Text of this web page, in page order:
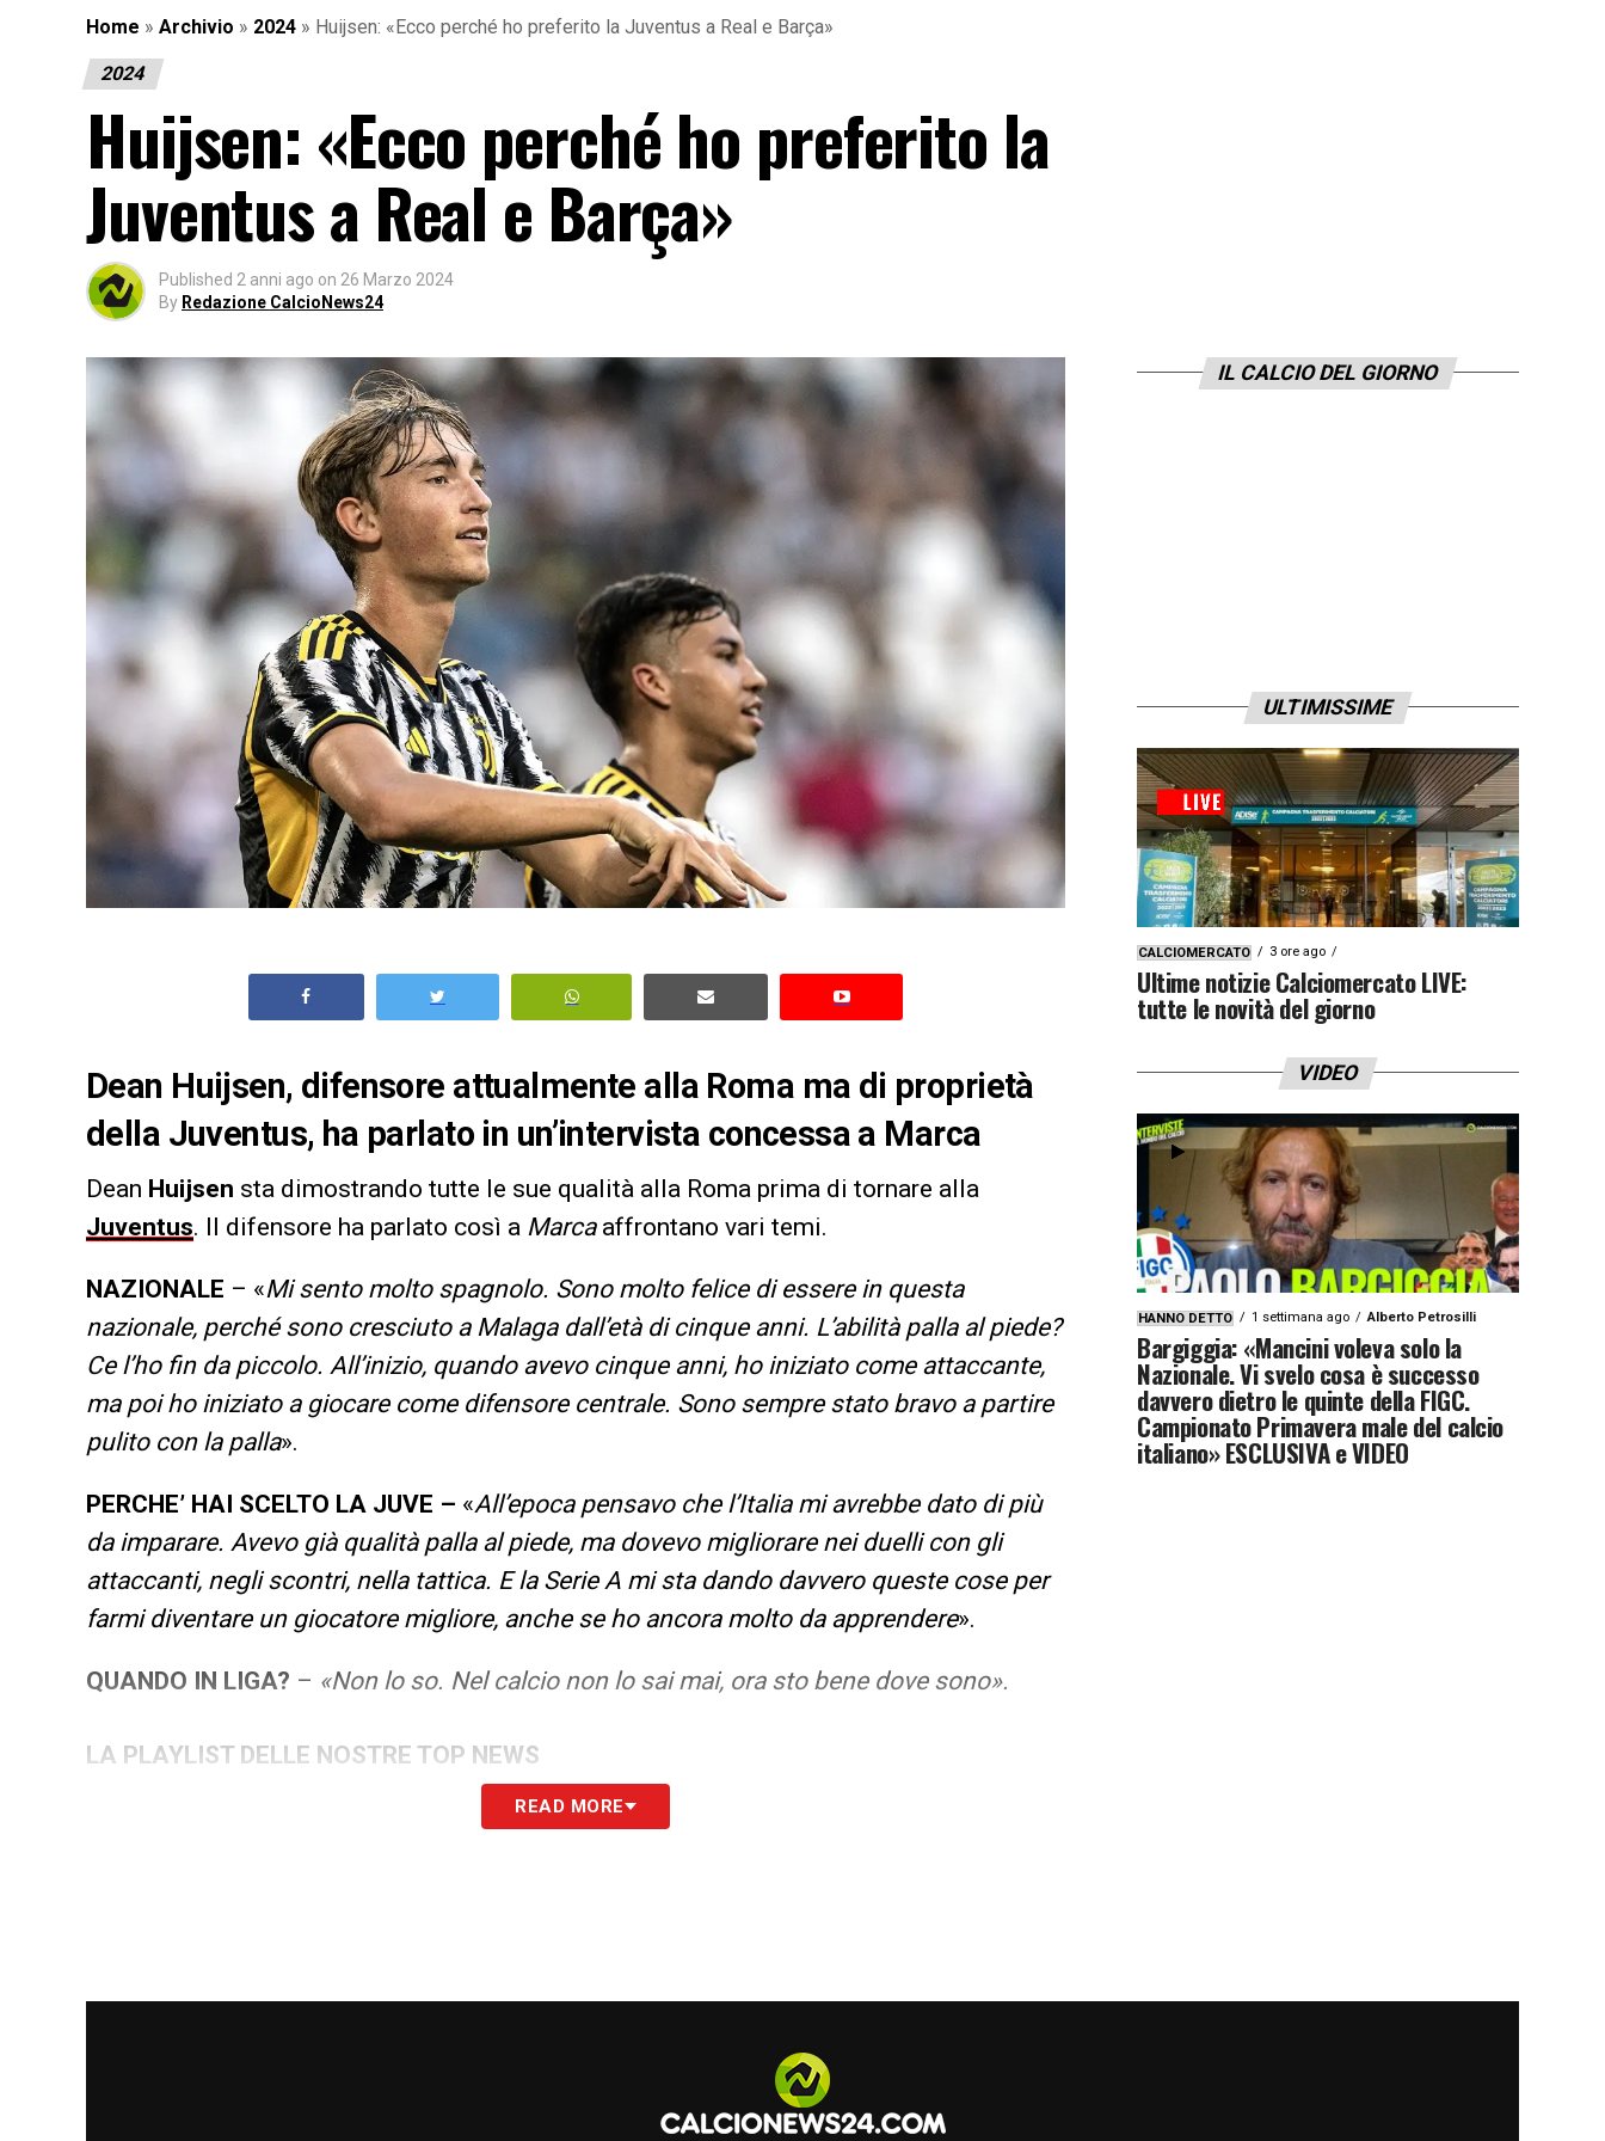
Home » Archivio » 2024 » Huijsen: «Ecco perché ho preferito la Juventus a Real e Barça»
2024
Huijsen: «Ecco perché ho preferito la
Juventus a Real e Barça»
Published 2 anni ago on 26 Marzo 2024
By Redazione CalcioNews24
Dean Huijsen, difensore attualmente alla Roma ma di proprietà
della Juventus, ha parlato in un’intervista concessa a Marca
Dean Huijsen sta dimostrando tutte le sue qualità alla Roma prima di tornare alla
Juventus. Il difensore ha parlato così a Marcaaffrontano vari temi.
NAZIONALE – «Mi sento molto spagnolo. Sono molto felice di essere in questa
nazionale, perché sono cresciuto a Malaga dall’età di cinque anni. L’abilità palla al piede?
Ce l’ho fin da piccolo. All’inizio, quando avevo cinque anni, ho iniziato come attaccante,
ma poi ho iniziato a giocare come difensore centrale. Sono sempre stato bravo a partire
pulito con la palla».
PERCHE’ HAI SCELTO LA JUVE – «All’epoca pensavo che l’Italia mi avrebbe dato di più
da imparare. Avevo già qualità palla al piede, ma dovevo migliorare nei duelli con gli
attaccanti, negli scontri, nella tattica. E la Serie A mi sta dando davvero queste cose per
farmi diventare un giocatore migliore, anche se ho ancora molto da apprendere».
QUANDO IN LIGA? – «Non lo so. Nel calcio non lo sai mai, ora sto bene dove sono».
LA PLAYLIST DELLE NOSTRE TOP NEWS
READ MORE
IL CALCIO DEL GIORNO
ULTIMISSIME
CALCIOMERCATO 3 ore ago
Ultime notizie Calciomercato LIVE:
tutte le novità del giorno
VIDEO
HANNO DETTO 1 settimana ago Alberto Petrosilli
Bargiggia: «Mancini voleva solo la
Nazionale. Vi svelo cosa è successo
davvero dietro le quinte della FIGC.
Campionato Primavera male del calcio
italiano» ESCLUSIVA e VIDEO